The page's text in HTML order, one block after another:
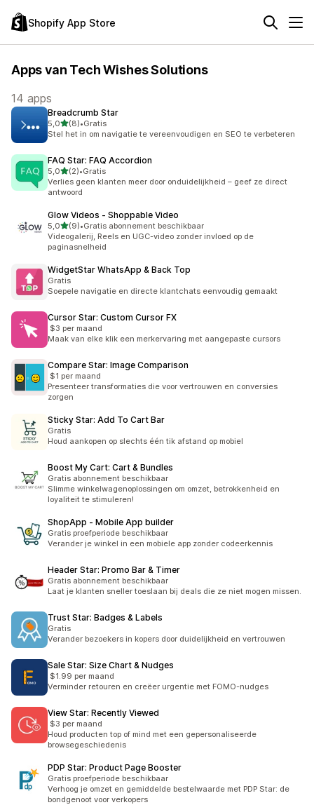
Shopify App Store
Apps van Tech Wishes Solutions
14 apps
Breadcrumb Star
5,0van 5 sterren
(8)
8 recensies in totaal
•Gratis
Stel het in om navigatie te vereenvoudigen en SEO te verbeteren
FAQ Star: FAQ Accordion
5,0van 5 sterren
(2)
2 recensies in totaal
•Gratis
Verlies geen klanten meer door onduidelijkheid – geef ze direct
antwoord
Glow Videos ‑ Shoppable Video
5,0van 5 sterren
(9)
9 recensies in totaal
•Gratis abonnement beschikbaar
Videogalerij, Reels en UGC-video zonder invloed op de
paginasnelheid
WidgetStar WhatsApp & Back Top
Gratis
Soepele navigatie en directe klantchats eenvoudig gemaakt
Cursor Star: Custom Cursor FX
$3 per maand
Maak van elke klik een merkervaring met aangepaste cursors
Compare Star: Image Comparison
$1 per maand
Presenteer transformaties die voor vertrouwen en conversies
zorgen
Sticky Star: Add To Cart Bar
Gratis
Houd aankopen op slechts één tik afstand op mobiel
Boost My Cart: Cart & Bundles
Gratis abonnement beschikbaar
Slimme winkelwagenoplossingen om omzet, betrokkenheid en
loyaliteit te stimuleren!
ShopApp ‑ Mobile App builder
Gratis proefperiode beschikbaar
Verander je winkel in een mobiele app zonder codeerkennis
Header Star: Promo Bar & Timer
Gratis abonnement beschikbaar
Laat je klanten sneller toeslaan bij deals die ze niet mogen missen.
Trust Star: Badges & Labels
Gratis
Verander bezoekers in kopers door duidelijkheid en vertrouwen
Sale Star: Size Chart & Nudges
$1.99 per maand
Verminder retouren en creëer urgentie met FOMO-nudges
View Star: Recently Viewed
$3 per maand
Houd producten top of mind met een gepersonaliseerde
browsegeschiedenis
PDP Star: Product Page Booster
Gratis proefperiode beschikbaar
Verhoog je omzet en gemiddelde bestelwaarde met PDP Star: de
bondgenoot voor verkopers